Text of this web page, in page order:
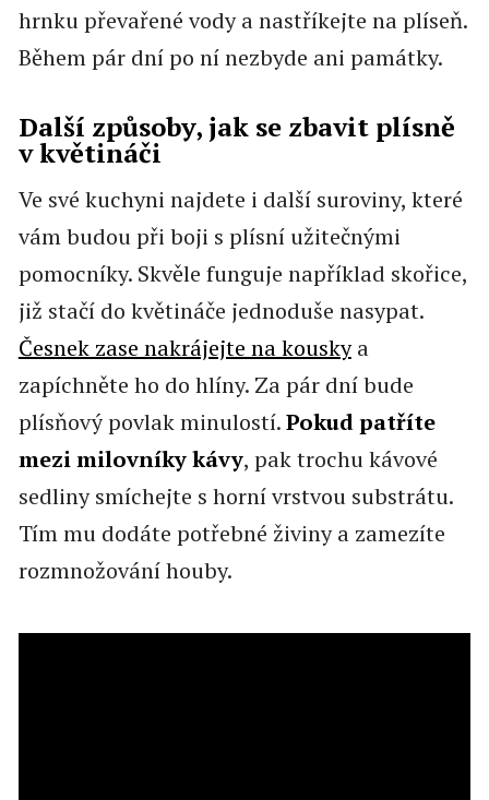
hrnku převařené vody a nastříkejte na plíseň.
Během pár dní po ní nezbyde ani památky.
Další způsoby, jak se zbavit plísně
v květináči
Ve své kuchyni najdete i další suroviny, které
vám budou při boji s plísní užitečnými
pomocníky. Skvěle funguje například skořice,
již stačí do květináče jednoduše nasypat.
Česnek zase nakrájejte na kouskya
zapíchněte ho do hlíny. Za pár dní bude
plísňový povlak minulostí.Pokud patříte
mezi milovníky kávy, pak trochu kávové
sedliny smíchejte s horní vrstvou substrátu.
Tím mu dodáte potřebné živiny a zamezíte
rozmnožování houby.